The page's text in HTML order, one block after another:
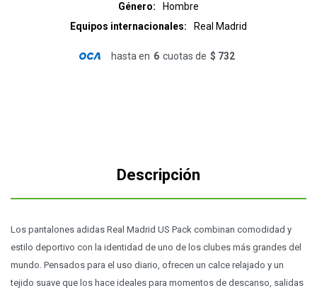
Género
Hombre
Equipos internacionales
Real Madrid
hasta en 6 cuotas de $ 732
Descripción
Los pantalones adidas Real Madrid US Pack combinan comodidad y
estilo deportivo con la identidad de uno de los clubes más grandes del
mundo. Pensados para el uso diario, ofrecen un calce relajado y un
tejido suave que los hace ideales para momentos de descanso, salidas